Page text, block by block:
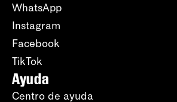
WhatsApp
Instagram
Facebook
TikTok
Ayuda
Centro de ayuda